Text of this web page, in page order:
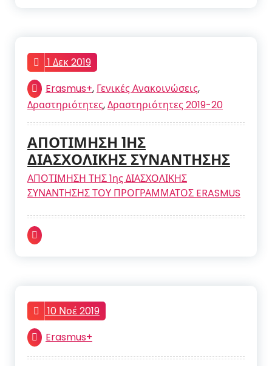
1 Δεκ 2019
Erasmus+, Γενικές Ανακοινώσεις,
Δραστηριότητες,Δραστηριότητες 2019-20
ΑΠΟΤΙΜΗΣΗ 1ΗΣ
ΔΙΑΣΧΟΛΙΚΗΣ ΣΥΝΑΝΤΗΣΗΣ
ΑΠΟΤΙΜΗΣΗ ΤΗΣ 1ης ΔΙΑΣΧΟΛΙΚΗΣ
ΣΥΝΑΝΤΗΣΗΣ ΤΟΥ ΠΡΟΓΡΑΜΜΑΤΟΣ ERASMUS
10 Νοέ 2019
Erasmus+